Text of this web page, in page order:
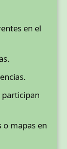
en el
participan
mapas en